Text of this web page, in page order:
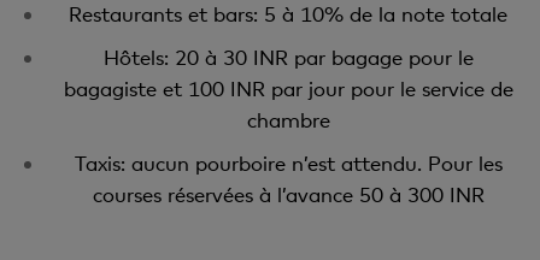
Restaurants et bars: 5 à 10% de la note totale
Hôtels: 20 à 30 INR par bagage pour le
bagagiste et 100 INR par jour pour le service de
chambre
Taxis: aucun pourboire n’est attendu. Pour les
courses réservées à l’avance 50 à 300 INR